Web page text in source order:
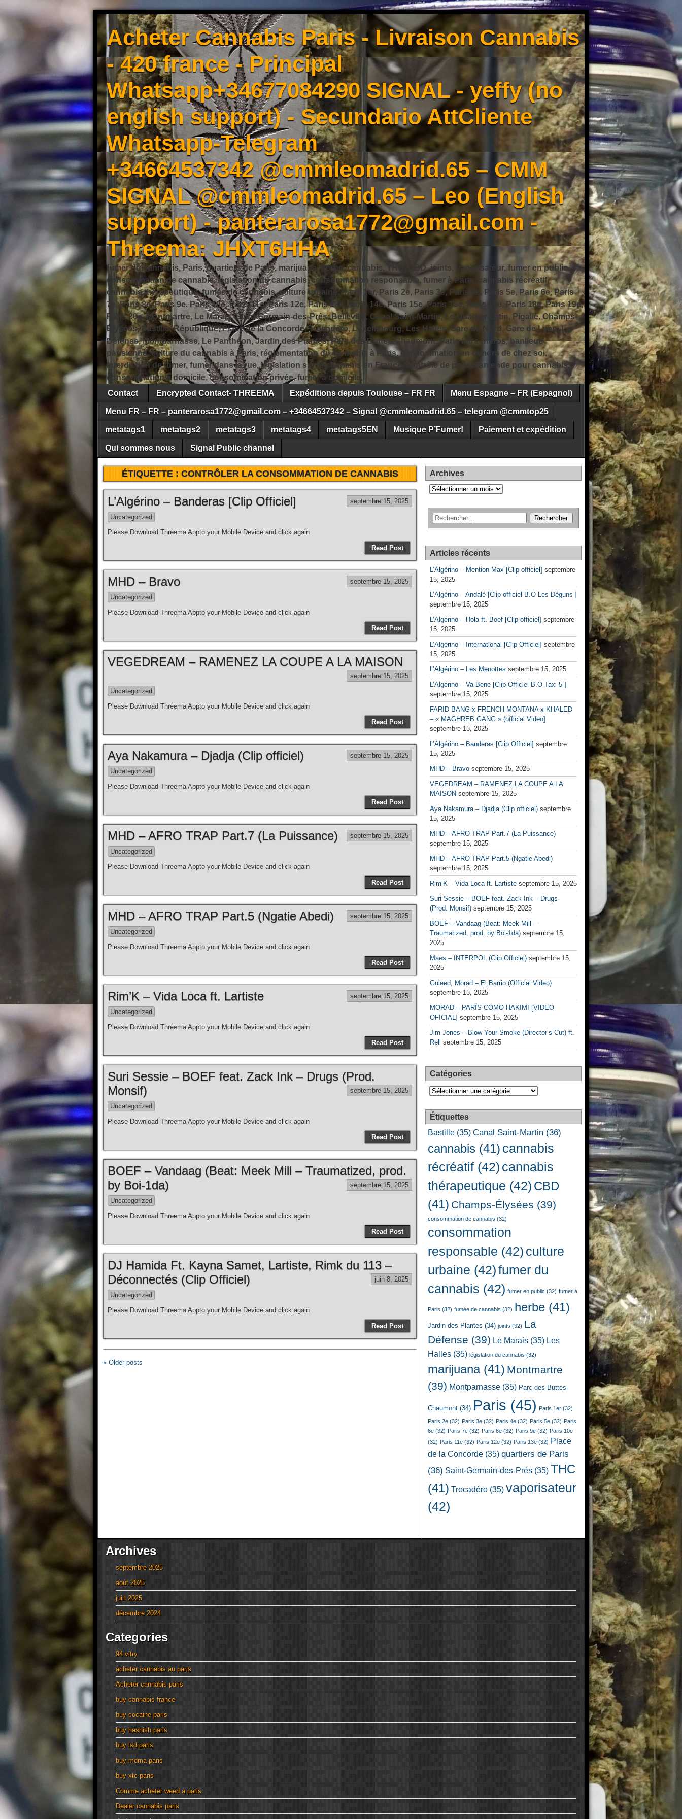
Acheter Cannabis Paris - Livraison Cannabis
- 420 france - Principal
Whatsapp+34677084290 SIGNAL - yeffy (no
english support) - Secundario AttCliente
Whatsapp-Telegram
+34664537342 @cmmleomadrid.65 – CMM
SIGNAL @cmmleomadrid.65 – Leo (English
support) - panterarosa1772@gmail.com -
Threema: JHXT6HHA
fumer du cannabis, Paris, quartiers de Paris, marijuana, herbe, cannabis, THC, CBD, joints, vaporisateur, fumer en public,
consommation de cannabis, législation du cannabis, consommation responsable, fumer à Paris, cannabis récréatif,
cannabis thérapeutique, fumée de cannabis, culture urbaine, Paris 1er, Paris 2e, Paris 3e, Paris 4e, Paris 5e, Paris 6e, Paris
7e, Paris 8e, Paris 9e, Paris 10e, Paris 11e, Paris 12e, Paris 13e, Paris 14e, Paris 15e, Paris 16e, Paris 17e, Paris 18e, Paris 19e,
Paris 20e, Montmartre, Le Marais, Saint-Germain-des-Prés, Belleville, Canal Saint-Martin, Le Quartier Latin, Pigalle, Champs-
Élysées, Bastille, République, Place de la Concorde, Trocadéro, Luxembourg, Les Halles, Gare du Nord, Gare de Lyon, La
Défense, Montparnasse, Le Panthéon, Jardin des Plantes, Parc des Buttes-Chaumont, Paris intra-muros, banlieue
parisienne, culture du cannabis à Paris, réglementation du cannabis à Paris, consommation en dehors de chez soi,
interdiction de fumer, fumer dans la rue, législation sur le cannabis en France, contrôle de police, amende pour cannabis,
consommation à domicile, consommation privée, fumer à domicile,
Contact
Encrypted Contact- THREEMA Expéditions depuis Toulouse – FR FR Menu Espagne – FR (Espagnol)
Menu FR – FR – panterarosa1772@gmail.com – +34664537342 – Signal @cmmleomadrid.65 – telegram @cmmtop25
metatags1 metatags2 metatags3 metatags4 metatags5EN Musique P’Fumer! Paiement et expédition
Qui sommes nous Signal Public channel
ÉTIQUETTE :CONTRÔLER LA CONSOMMATION DE CANNABIS
L’Algérino – Banderas [Clip Officiel] septembre 15, 2025
Uncategorized
Please Download Threema Appto your Mobile Device and click again
Read Post
MHD – Bravo septembre 15, 2025
Uncategorized
Please Download Threema Appto your Mobile Device and click again
Read Post
VEGEDREAM – RAMENEZ LA COUPE A LA MAISON
septembre 15, 2025
Uncategorized
Please Download Threema Appto your Mobile Device and click again
Read Post
Aya Nakamura – Djadja (Clip officiel) septembre 15, 2025
Uncategorized
Please Download Threema Appto your Mobile Device and click again
Read Post
MHD – AFRO TRAP Part.7 (La Puissance) septembre 15, 2025
Uncategorized
Please Download Threema Appto your Mobile Device and click again
Read Post
MHD – AFRO TRAP Part.5 (Ngatie Abedi) septembre 15, 2025
Uncategorized
Please Download Threema Appto your Mobile Device and click again
Read Post
Rim’K – Vida Loca ft. Lartiste septembre 15, 2025
Uncategorized
Please Download Threema Appto your Mobile Device and click again
Read Post
Suri Sessie – BOEF feat. Zack Ink – Drugs (Prod.
Monsif)
septembre 15, 2025
Uncategorized
Please Download Threema Appto your Mobile Device and click again
Read Post
BOEF – Vandaag (Beat: Meek Mill – Traumatized, prod.
by Boi-1da)
septembre 15, 2025
Uncategorized
Please Download Threema Appto your Mobile Device and click again
Read Post
DJ Hamida Ft. Kayna Samet, Lartiste, Rimk du 113 –
Déconnectés (Clip Officiel)
juin 8, 2025
Uncategorized
Please Download Threema Appto your Mobile Device and click again
Read Post
« Older posts
Archives
Archives
Articles récents
L’Algérino – Mention Max [Clip officiel] septembre
15, 2025
L’Algérino – Andalé [Clip officiel B.O Les Déguns ]
septembre 15, 2025
L’Algérino – Hola ft. Boef [Clip officiel] septembre
15, 2025
L’Algérino – International [Clip Officiel] septembre
15, 2025
L’Algérino – Les Menottes septembre 15, 2025
L’Algérino – Va Bene [Clip Officiel B.O Taxi 5 ]
septembre 15, 2025
FARID BANG x FRENCH MONTANA x KHALED
– « MAGHREB GANG » (official Video]
septembre 15, 2025
L’Algérino – Banderas [Clip Officiel] septembre
15, 2025
MHD – Bravo septembre 15, 2025
VEGEDREAM – RAMENEZ LA COUPE A LA
MAISON septembre 15, 2025
Aya Nakamura – Djadja (Clip officiel) septembre
15, 2025
MHD – AFRO TRAP Part.7 (La Puissance)
septembre 15, 2025
MHD – AFRO TRAP Part.5 (Ngatie Abedi)
septembre 15, 2025
Rim’K – Vida Loca ft. Lartiste septembre 15, 2025
Suri Sessie – BOEF feat. Zack Ink – Drugs
(Prod. Monsif) septembre 15, 2025
BOEF – Vandaag (Beat: Meek Mill –
Traumatized, prod. by Boi-1da) septembre 15,
2025
Maes – INTERPOL (Clip Officiel) septembre 15,
2025
Guleed, Morad – El Barrio (Official Video)
septembre 15, 2025
MORAD – PARÍS COMO HAKIMI [VIDEO
OFICIAL] septembre 15, 2025
Jim Jones – Blow Your Smoke (Director’s Cut) ft.
Rell
septembre 15, 2025
Catégories
Catégories
Étiquettes
Bastille (35) Canal Saint-Martin (36)
cannabis (41) cannabis
récréatif (42) cannabis
thérapeutique (42) CBD
(41) Champs-Élysées (39)
consommation de cannabis (32)
consommation
responsable (42) culture
urbaine (42)fumer du
cannabis (42) fumer en public (32) fumer à
Paris (32) fumée de cannabis (32) herbe (41)
Jardin des Plantes (34) joints (32) La
Défense (39) Le Marais (35) Les
Halles (35) législation du cannabis (32)
marijuana(41) Montmartre
(39) Montparnasse (35) Parc des Buttes-
Chaumont (34) Paris (45) Paris 1er (32)
Paris 2e (32) Paris 3e (32) Paris 4e (32) Paris 5e (32) Paris
6e (32) Paris 7e (32) Paris 8e (32) Paris 9e (32) Paris 10e
(32) Paris 11e (32) Paris 12e (32) Paris 13e (32) Place
de la Concorde (35) quartiers de Paris
(36) Saint-Germain-des-Prés (35) THC
(41) Trocadéro (35) vaporisateur
(42)
Archives
septembre 2025
août 2025
juin 2025
décembre 2024
Categories
94 vitry
acheter cannabis au paris
Acheter cannabis paris
buy cannabis france
buy cocaine paris
buy hashish paris
buy lsd paris
buy mdma paris
buy xtc paris
Comme acheter weed a paris
Dealer cannabis paris